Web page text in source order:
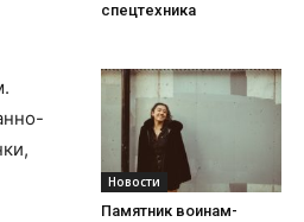
спецтехника
Новости
Памятник воинам-